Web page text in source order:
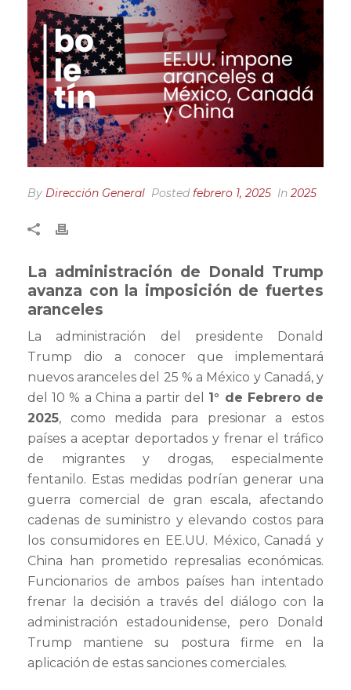
By Dirección General Posted febrero 1, 2025 In 2025
La administración de Donald Trump
avanza con la imposición de fuertes
aranceles
La administración del presidente Donald
Trump dio a conocer que implementará
nuevos aranceles del 25 % a México y Canadá, y
del 10 % a China a partir del 1° de Febrero de
2025, como medida para presionar a estos
países a aceptar deportados y frenar el tráfico
de migrantes y drogas, especialmente
fentanilo. Estas medidas podrían generar una
guerra comercial de gran escala, afectando
cadenas de suministro y elevando costos para
los consumidores en EE.UU. México, Canadá y
China han prometido represalias económicas.
Funcionarios de ambos países han intentado
frenar la decisión a través del diálogo con la
administración estadounidense, pero Donald
Trump mantiene su postura firme en la
aplicación de estas sanciones comerciales.